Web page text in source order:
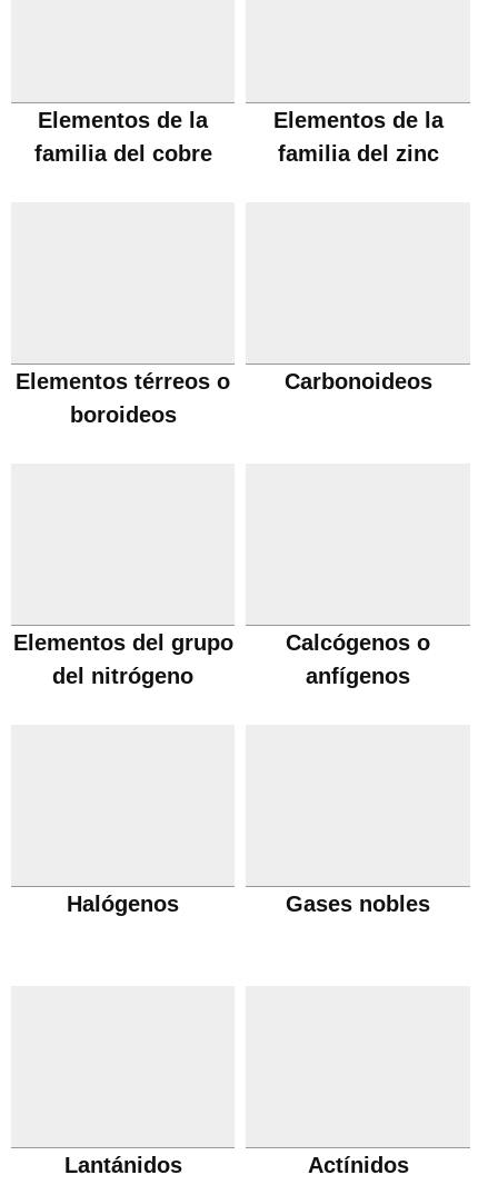
Elementos de la
familia del cobre
Elementos de la
familia del zinc
Elementos térreos o
boroideos
Carbonoideos
Elementos del grupo
del nitrógeno
Calcógenos o
anfígenos
Halógenos Gases nobles
Lantánidos Actínidos